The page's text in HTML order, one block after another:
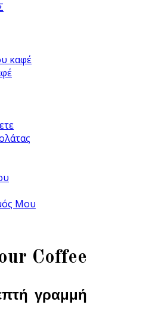
καφέ
Μου
Coffee
γραμμή